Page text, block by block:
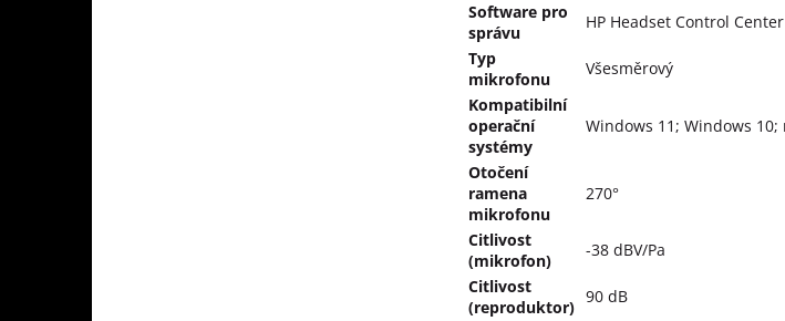
Software pro
správu
HP Headset Control Center
Typ
mikrofonu
Všesměrový
Kompatibilní
operační
systémy
Windows 11; Windows 10;
Otočení
ramena
mikrofonu
270°
Citlivost
(mikrofon)
-38 dBV/Pa
Citlivost
(reproduktor)
90 dB